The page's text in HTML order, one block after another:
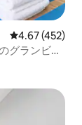
レビュー452
4.67 (452)
グランビル